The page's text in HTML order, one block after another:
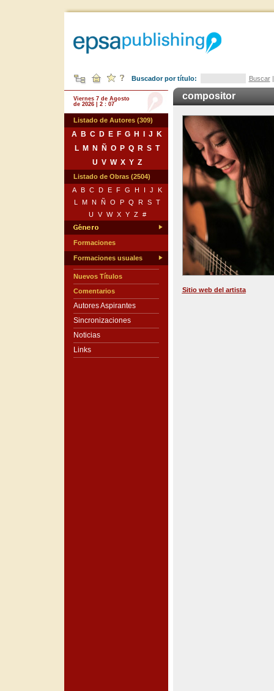
Buscador por título: Buscar
Viernes 7 de Agosto
de 2026 | 2 : 07
Listado de Autores (309)
A B C D E F G H J
K
L
M N Ñ O P Q R S T
U V W X Y Z
Listado de Obras (2504)
A
B C D E F G H I J
K
L
M N Ñ O P Q R S T
U
V W X Y Z #
Formaciones
Formaciones usuales
Nuevos Títulos
Comentarios
Autores Aspirantes
Sincronizaciones
Noticias
Links
compositor
Sitio web del artista